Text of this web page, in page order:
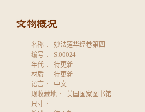
名称
妙法莲华经卷第四
编号
S.00024
年代
待更新
材质
待更新
语言
中文
现收藏地
英国国家图书馆
尺寸